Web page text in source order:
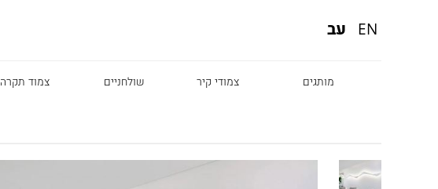
EN עב
מותגים צמודי קיר שולחניים צמוד תקרה